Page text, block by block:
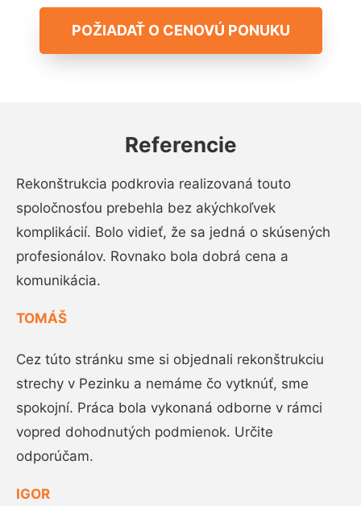
POŽIADAŤ O CENOVÚ PONUKU
Referencie
Rekonštrukcia podkrovia realizovaná touto
spoločnosťou prebehla bez akýchkoľvek
komplikácií. Bolo vidieť, že sa jedná o skúsených
profesionálov. Rovnako bola dobrá cena a
komunikácia.
TOMÁŠ
Cez túto stránku sme si objednali rekonštrukciu
strechy v Pezinku a nemáme čo vytknúť, sme
spokojní. Práca bola vykonaná odborne v rámci
vopred dohodnutých podmienok. Určite
odporúčam.
IGOR